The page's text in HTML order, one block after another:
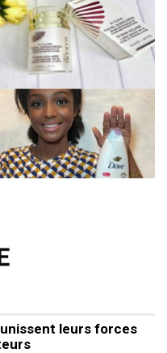
unissent leurs forces